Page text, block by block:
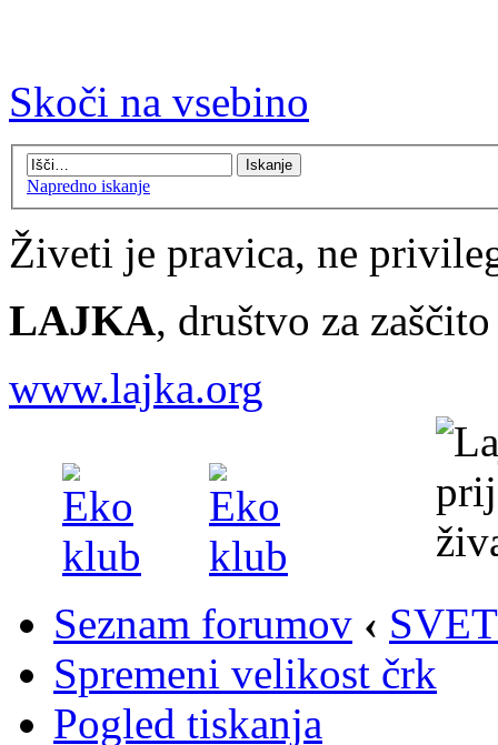
Skoči na vsebino
Napredno iskanje
Živeti je pravica, ne
LAJKA, društvo za
www.lajka.org
Seznam forumov ‹
Spremeni velikost črk
Pogled tiskanja